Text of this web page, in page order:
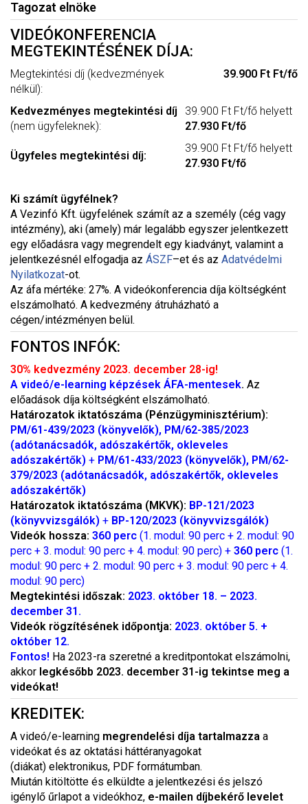
Tagozat elnöke
VIDEÓKONFERENCIA
MEGTEKINTÉSÉNEK DÍJA:
Megtekintési díj (kedvezmények
nélkül):
39.900 Ft Ft/fő
Kedvezményes megtekintési díj
(nem ügyfeleknek):
39.900 Ft Ft/fő helyett
27.930 Ft/fő
Ügyfeles megtekintési díj:
39.900 Ft Ft/fő helyett
27.930 Ft/fő
Ki számít ügyfélnek?
A Vezinfó Kft. ügyfelének számít az a személy (cég vagy
intézmény), aki (amely) már legalább egyszer jelentkezett
egy előadásra vagy megrendelt egy kiadványt, valamint a
jelentkezésnél elfogadja az ÁSZF–et és az Adatvédelmi
Nyilatkozat-ot.
Az áfa mértéke: 27%. A videókonferencia díja költségként
elszámolható. A kedvezmény átruházható a
cégen/intézményen belül.
FONTOS INFÓK:
30% kedvezmény 2023. december 28-ig!
A videó/e-learning képzések ÁFA-mentesek. Az
előadások díja költségként elszámolható.
Határozatok iktatószáma (Pénzügyminisztérium):
PM/61-439/2023 (könyvelők), PM/62-385/2023
(adótanácsadók, adószakértők, okleveles
adószakértők) + PM/61-433/2023 (könyvelők), PM/62-
379/2023 (adótanácsadók, adószakértők, okleveles
adószakértők)
Határozatok iktatószáma (MKVK): BP-121/2023
(könyvvizsgálók) + BP-120/2023 (könyvvizsgálók)
Videók hossza: 360 perc (1. modul: 90 perc + 2. modul: 90
perc + 3. modul: 90 perc + 4. modul: 90 perc) + 360 perc (1.
modul: 90 perc + 2. modul: 90 perc + 3. modul: 90 perc + 4.
modul: 90 perc)
Megtekintési időszak: 2023. október 18. – 2023.
december 31.
Videók rögzítésének időpontja: 2023. október 5. +
október 12.
Fontos! Ha 2023-ra szeretné a kreditpontokat elszámolni,
akkor legkésőbb 2023. december 31-ig tekintse meg a
videókat!
KREDITEK:
A videó/e-learning megrendelési díja tartalmazza a
videókat és az oktatási háttéranyagokat
(diákat) elektronikus, PDF formátumban.
Miután kitöltötte és elküldte a jelentkezési és jelszó
igénylő űrlapot a videókhoz, e-mailen díjbekérő levelet